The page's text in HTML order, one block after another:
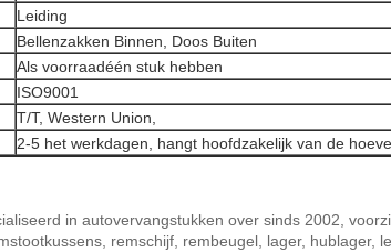
Leiding
Bellenzakken Binnen, Doos Buiten
Als voorraadéén stuk hebben
ISO9001
T/T, Western Union,
2-5 het werkdagen, hangt hoofdzakelijk van de
in autovervangstukken over sinds 2002,
remschijf, rembeugel, lager, hublager,